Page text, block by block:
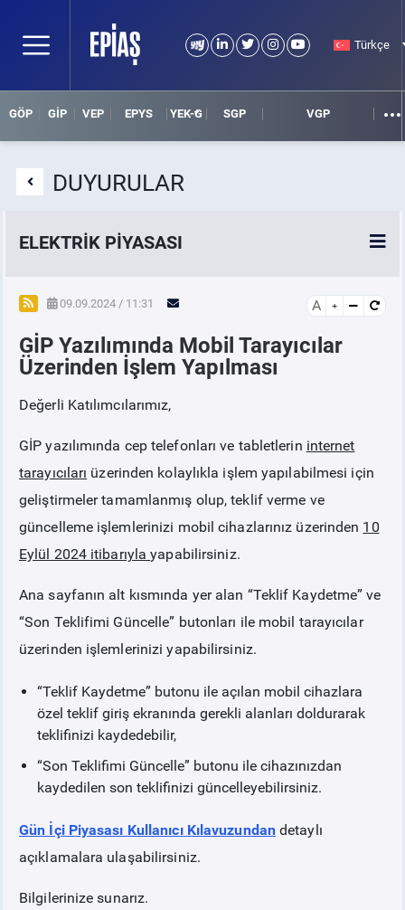
Türkçe
GÖP GİP VEP EPYS YEK-G SGP VGP
DUYURULAR
ELEKTRİK PİYASASI
SPOT ELEKTRİK PİYASALARI
ÖRNEK FİNANS BELGELERİ
VADELİ ELEKTRİK PİYASASI
PİYASAKAYIT SÜRECİ
SERBEST TÜKETİCİ
MALİ UZLAŞTIRMA
BÜLTENLER
DUYURULAR
BT HİZMET YÖNETİM SİSTEMİ POLİTİKAMIZ
09.09.2024 / 11:31 A
GİP Yazılımında Mobil Tarayıcılar
Üzerinden İşlem Yapılması
Değerli Katılımcılarımız,
GİP yazılımında cep telefonları ve tabletlerin internet
tarayıcıları üzerinden kolaylıkla işlem yapılabilmesi için
geliştirmeler tamamlanmış olup, teklif verme ve
güncelleme işlemlerinizi mobil cihazlarınız üzerinden 10
Eylül 2024 itibarıylayapabilirsiniz.
Ana sayfanın alt kısmında yer alan “Teklif Kaydetme” ve
“Son Teklifimi Güncelle” butonları ile mobil tarayıcılar
üzerinden işlemlerinizi yapabilirsiniz.
“Teklif Kaydetme” butonu ile açılan mobil cihazlara
özel teklif giriş ekranında gerekli alanları doldurarak
teklifinizi kaydedebilir,
“Son Teklifimi Güncelle” butonu ile cihazınızdan
kaydedilen son teklifinizi güncelleyebilirsiniz.
Gün İçi Piyasası Kullanıcı Kılavuzundandetaylı
açıklamalara ulaşabilirsiniz.
Bilgilerinize sunarız.